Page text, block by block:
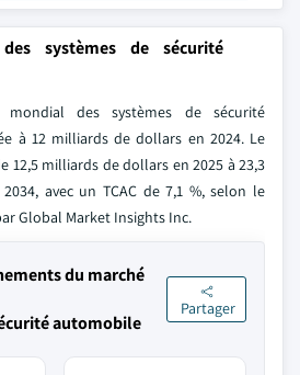
systèmes de sécurité
des systèmes de sécurité
à 12 milliards de dollars en 2024. Le
12,5 milliards de dollars en 2025 à 23,3
avec un TCAC de 7,1 %, selon le
Global Market Insights Inc.
du marché
automobile
Partager